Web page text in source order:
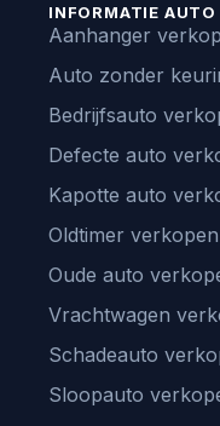
INFORMATIE AUTO
Aanhanger
Auto zonder
Bedrijfsauto
Defecte auto
Kapotte auto
Oldtimer verkopen
Oude auto
Vrachtwagen
Schadeauto
Sloopauto